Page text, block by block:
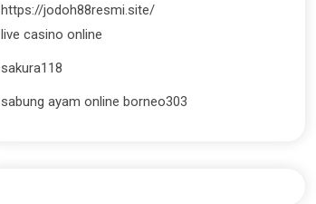
https://jodoh88resmi.site/
live casino online
sakura118
sabung ayam online borneo303